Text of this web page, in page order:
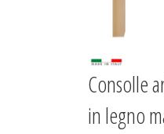
Consolle
in legno